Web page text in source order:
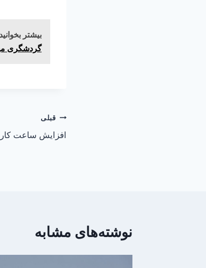
بیشتر
گردشگری
راهبری
نوشته
قبلی
افزایش ساعت کار
نوشته‌های مشابه